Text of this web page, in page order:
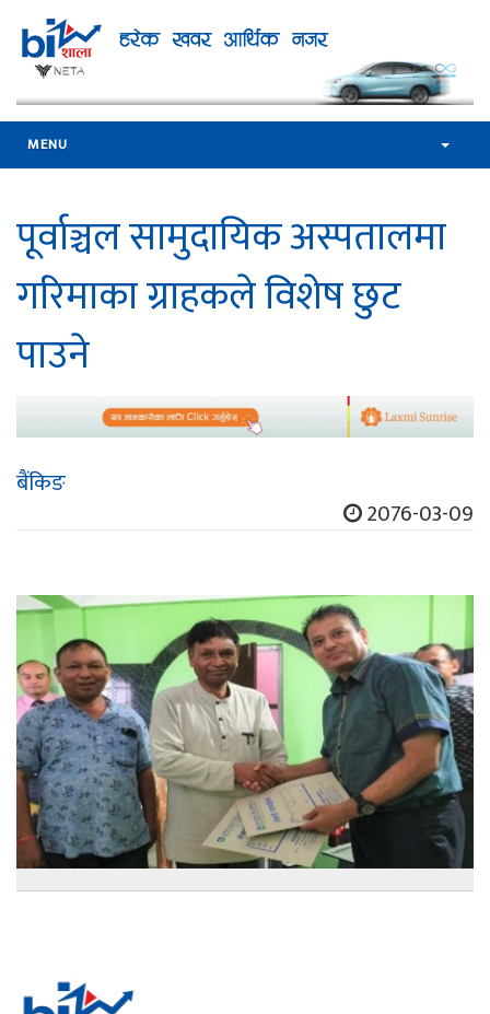
MENU
पूर्वाञ्चल सामुदायिक अस्पतालमा
गरिमाका ग्राहकले विशेष छुट
पाउने
बैंकिङ
2076-03-09